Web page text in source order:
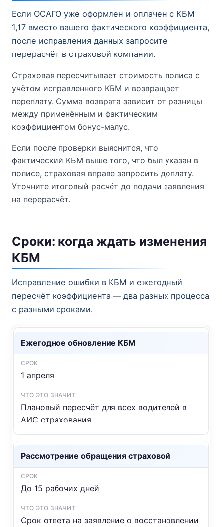
Если ОСАГО уже оформлен и оплачен с КБМ
1,17 вместо вашего фактического коэффициента,
после исправления данных запросите
перерасчёт в страховой компании.
Страховая пересчитывает стоимость полиса с
учётом исправленного КБМ и возвращает
переплату. Сумма возврата зависит от разницы
между применённым и фактическим
коэффициентом бонус-малус.
Если после проверки выяснится, что
фактический КБМ выше того, что был указан в
полисе, страховая вправе запросить доплату.
Уточните итоговый расчёт до подачи заявления
на перерасчёт.
Сроки: когда ждать изменения
КБМ
Исправление ошибки в КБМ и ежегодный
пересчёт коэффициента — два разных процесса
с разными сроками.
Ежегодное обновление КБМ
1 апреля
Плановый пересчёт для всех водителей в
АИС страхования
Рассмотрение обращения страховой
До 15 рабочих дней
Срок ответа на заявление о восстановлении